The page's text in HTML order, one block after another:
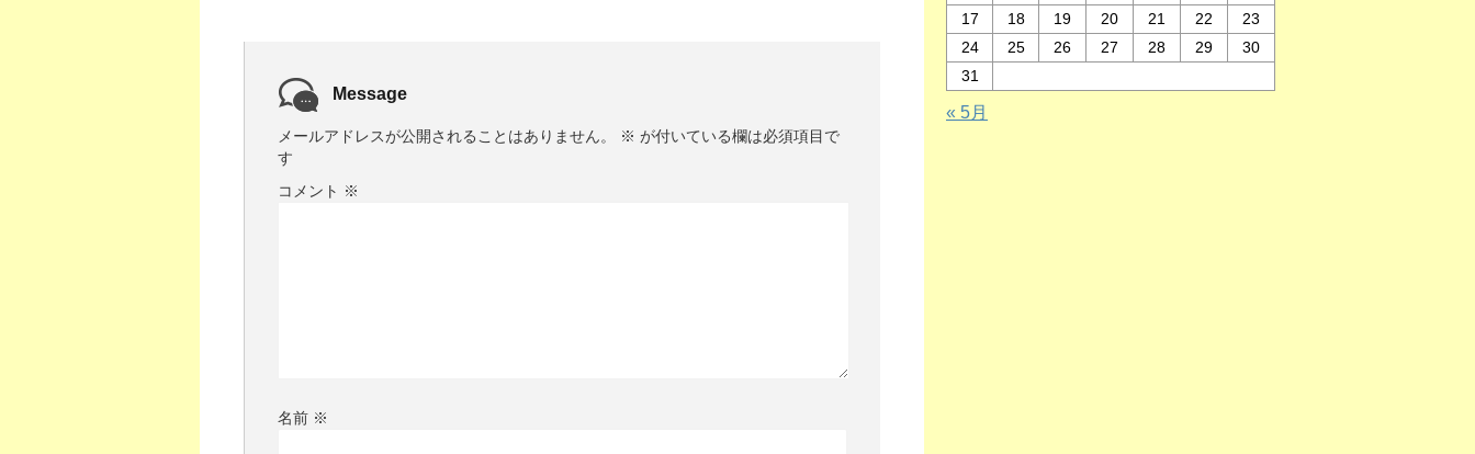
Message
メールアドレスが公開されることはありません。 ※ が付いている欄は必須項目で
す
コメント ※
名前 ※
17
18 19 20 21 22
23
24
25 26 27 28 29
30
31
« 5月